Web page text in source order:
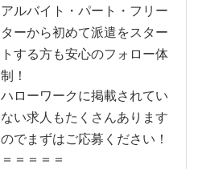
アルバイト・パート・フリー
ターから初めて派遣をスター
トする方も安心のフォロー体
制！
ハローワークに掲載されてい
ない求人もたくさんあります
のでまずはご応募ください！
＝＝＝＝＝